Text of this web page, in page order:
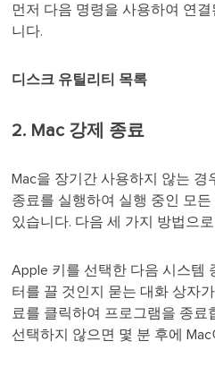
먼저 다음 명령을 사용하여 연
니다.
디스크 유틸리티 목록
2. Mac 강제 종료
Mac을 장기간 사용하지 않는 경
종료를 실행하여 실행 중인 모
있습니다. 다음 세 가지 방법으
Apple 키를 선택한 다음 시스템
터를 끌 것인지 묻는 대화 상자
료를 클릭하여 프로그램을 종료
선택하지 않으면 몇 분 후에 Mac